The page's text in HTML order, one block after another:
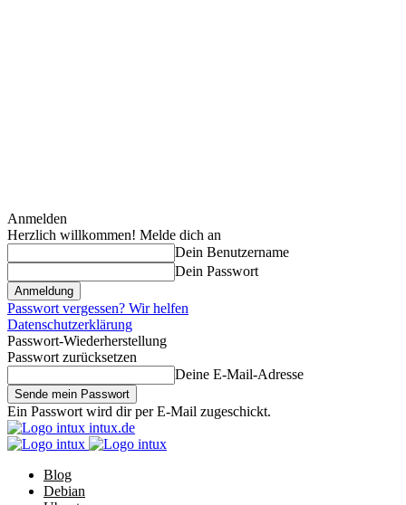
Anmelden
Herzlich willkommen! Melde dich an
Dein Benutzername
Dein Passwort
Passwort vergessen? Wir helfen
Datenschutzerklärung
Passwort-Wiederherstellung
Passwort zurücksetzen
Deine E-Mail-Adresse
Ein Passwort wird dir per E-Mail zugeschickt.
intux.de
Blog
Debian